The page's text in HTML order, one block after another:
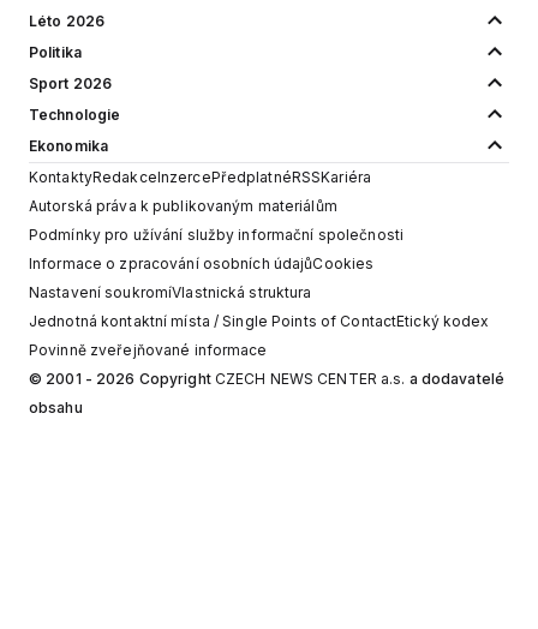
Léto 2026
Politika
Sport 2026
Technologie
Ekonomika
KontaktyRedakceInzercePředplatnéRSSKariéra
Autorská práva k publikovaným materiálům
Podmínky pro užívání služby informační společnosti
Informace o zpracování osobních údajůCookies
Nastavení soukromíVlastnická struktura
Jednotná kontaktní místa / Single Points of ContactEtický kodex
Povinně zveřejňované informace
© 2001 - 2026 Copyright CZECH NEWS CENTER a.s. a dodavatelé
obsahu